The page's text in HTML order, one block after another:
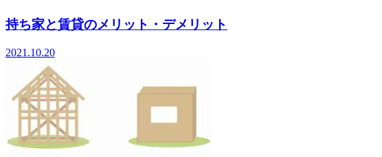
持ち家と賃貸のメリット・デメリット
2021.10.20